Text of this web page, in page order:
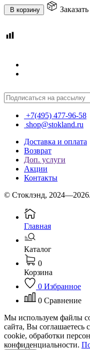
В корзину Заказать
+7(495) 477-96-58
shop@stokland.ru
Доставка и оплата
Возврат
Доп. услуги
Акции
Контакты
© Стоклэнд,
Главная
Каталог
0
Корзина
0 Избранное
0 Сравнение
Мы используем файлы
сайта, Вы соглашаетесь
cookie, обработки
конфиденциальности.